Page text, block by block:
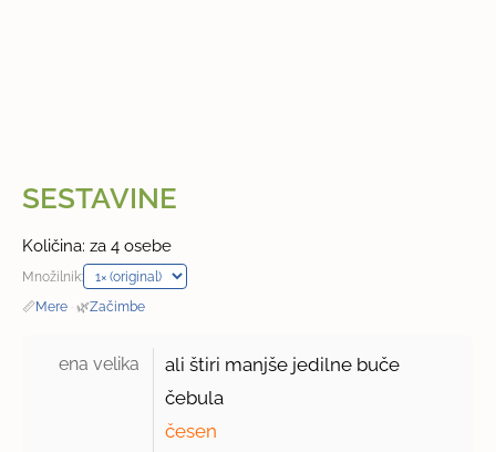
SESTAVINE
Količina: za 4 osebe
Množilnik:
📏Mere · 🌿Začimbe
ena velika
ali štiri manjše jedilne buče
čebula
česen